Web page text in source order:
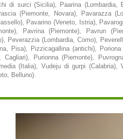
di surci (Sicilia), Paarina (Lombardia,
(Piemonte, Novara), Pavarazza
Pavarino (Veneto, Istria),
Pavrina (Piemonte), Pavrun
Peverazzia (Lombardia, Como),
Pisa), Pizzicagallina (antichi),
Purionna (Piemonte),
(Italia), Vudeju di gurpi (Calabria),
Belluno).